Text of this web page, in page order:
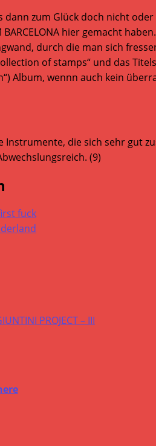
dann zum Glück doch nicht
BARCELONA hier gemacht
durch die man sich
of stamps“ und das
Album, wennn auch kein
Instrumente, die sich sehr gut
(9)
fuck